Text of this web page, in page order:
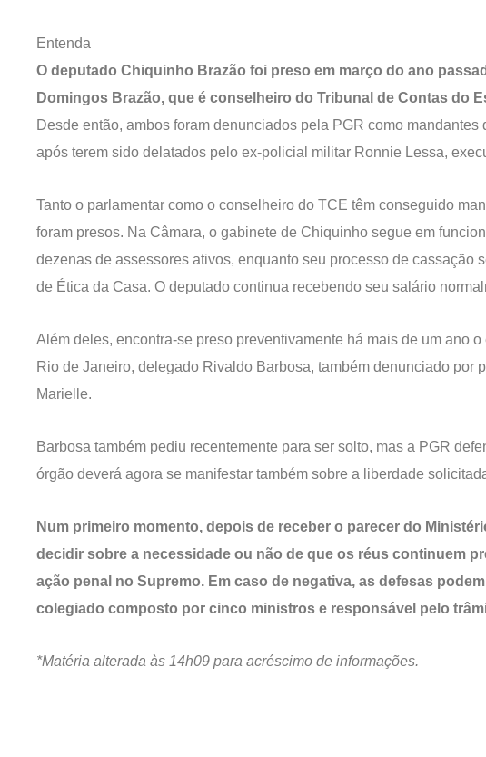
Entenda
O deputado Chiquinho Brazão foi preso em março do ano
Domingos Brazão, que é conselheiro do Tribunal de Contas do
Desde então, ambos foram denunciados pela PGR como mandantes
após terem sido delatados pelo ex-policial militar Ronnie Lessa,
Tanto o parlamentar como o conselheiro do TCE têm conseguido
foram presos. Na Câmara, o gabinete de Chiquinho segue em
dezenas de assessores ativos, enquanto seu processo de cassação
de Ética da Casa. O deputado continua recebendo seu salário
Além deles, encontra-se preso preventivamente há mais de um ano
Rio de Janeiro, delegado Rivaldo Barbosa, também denunciado por
Marielle.
Barbosa também pediu recentemente para ser solto, mas a PGR
órgão deverá agora se manifestar também sobre a liberdade
Num primeiro momento, depois de receber o parecer do
decidir sobre a necessidade ou não de que os réus continuem
ação penal no Supremo. Em caso de negativa, as defesas
colegiado composto por cinco ministros e responsável pelo
*Matéria alterada às 14h09 para acréscimo de informações.